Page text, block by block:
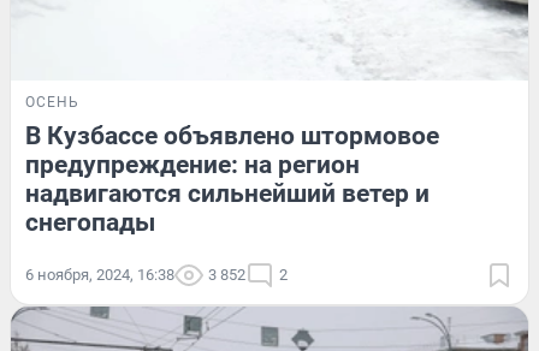
ОСЕНЬ
В Кузбассе объявлено штормовое
предупреждение: на регион
надвигаются сильнейший ветер и
снегопады
6 ноября, 2024, 16:38 3 852 2